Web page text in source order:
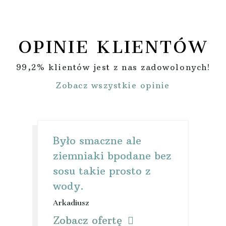
OPINIE KLIENTÓW
99,2% klientów jest z nas zadowolonych!
Zobacz wszystkie opinie
Było smaczne ale
ziemniaki bpodane bez
sosu takie prosto z
wody.
Arkadiusz
Zobacz ofertę